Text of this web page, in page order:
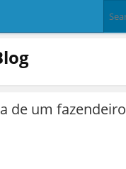
de um fazendeiro